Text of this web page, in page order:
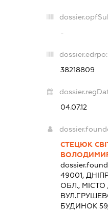
-
dossier.edrpo:
38218809
04.07.12
СТЕЦЮК
49001,
ОБЛ., МІСТО
БУДИНОК